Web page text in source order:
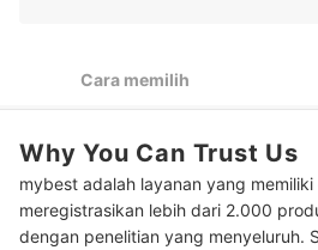
Sesuaikan tekstur skincare
Peringkat Skincare untuk Kulit Kusam
Baca juga rekomendasi produk skincare
kusam di sini
Cara memilih
Why You Can Trust Us
mybest adalah layanan yang
meregistrasikan lebih dari 2.000
dengan penelitian yang menyeluruh.